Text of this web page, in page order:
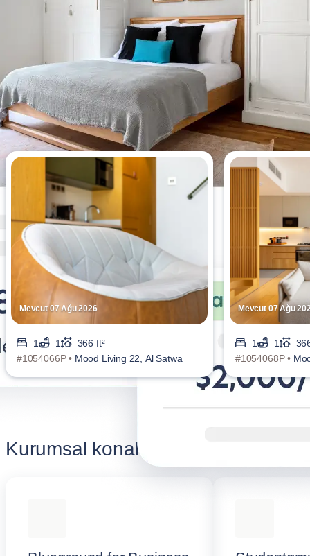
Bu hafta en çok görüntülenen 1
yatak odalı daireler.
Mevcut 07 Ağu 2026
1 1
366 ft²
#1054066P • Mood Living 22, Al Satwa
Mevcut 07 Ağu
1 1
#1054068P •
Kurumsal konaklamanızı yükseltin